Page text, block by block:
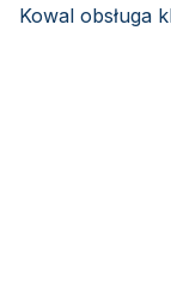
Kowal obsługa